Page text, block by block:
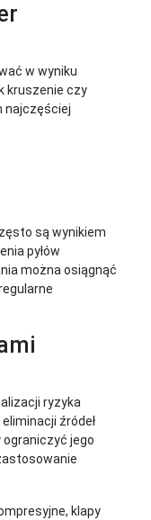
w wyniku
kruszenie czy
najczęściej
są wynikiem
pyłów
można osiągnąć
ryzyka
źródeł
ograniczyć jego
klapy